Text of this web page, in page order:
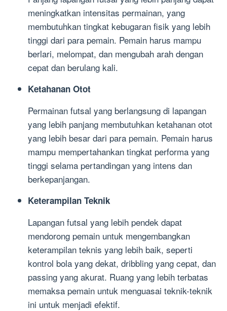
meningkatkan intensitas permainan, yang
membutuhkan tingkat kebugaran fisik yang lebih
tinggi dari para pemain. Pemain harus mampu
berlari, melompat, dan mengubah arah dengan
cepat dan berulang kali.
Ketahanan Otot
Permainan futsal yang berlangsung di lapangan
yang lebih panjang membutuhkan ketahanan otot
yang lebih besar dari para pemain. Pemain harus
mampu mempertahankan tingkat performa yang
tinggi selama pertandingan yang intens dan
berkepanjangan.
Keterampilan Teknik
Lapangan futsal yang lebih pendek dapat
mendorong pemain untuk mengembangkan
keterampilan teknis yang lebih baik, seperti
kontrol bola yang dekat, dribbling yang cepat, dan
passing yang akurat. Ruang yang lebih terbatas
memaksa pemain untuk menguasai teknik-teknik
ini untuk menjadi efektif.